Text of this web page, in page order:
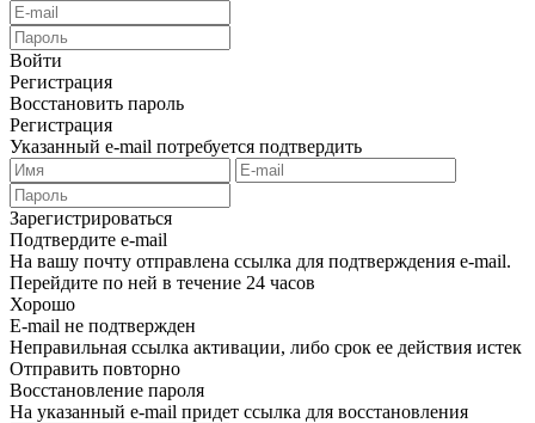
Войти
Регистрация
Восстановить пароль
Регистрация
Указанный e-mail потребуется подтвердить
Зарегистрироваться
Подтвердите e-mail
На вашу почту отправлена ссылка для подтверждения e-mail.
Перейдите по ней в течение 24 часов
Хорошо
E-mail не подтвержден
Неправильная ссылка активации, либо срок ее действия истек
Отправить повторно
Восстановление пароля
На указанный e-mail придет ссылка для восстановления